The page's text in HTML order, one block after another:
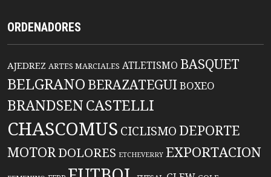
ORDENADORES
AJEDREZ ARTES MARCIALES ATLETISMO BASQUET
BELGRANO BERAZATEGUIBOXEO
BRANDSENCASTELLI
CHASCOMUS CICLISMO DEPORTE
MOTORDOLORES ETCHEVERRY EXPORTACION